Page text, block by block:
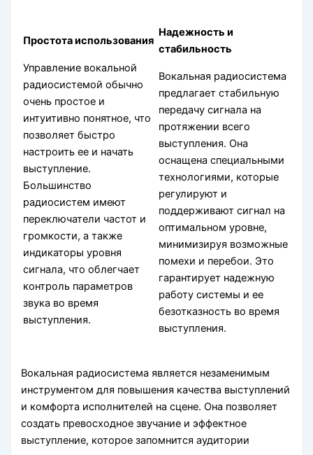
Простота использования
Управление вокальной
радиосистемой обычно
очень простое и
интуитивно понятное, что
позволяет быстро
настроить ее и начать
выступление.
Большинство
радиосистем имеют
переключатели частот и
громкости, а также
индикаторы уровня
сигнала, что облегчает
контроль параметров
звука во время
выступления.
Надежность и
стабильность
Вокальная радиосистема
предлагает стабильную
передачу сигнала на
протяжении всего
выступления. Она
оснащена специальными
технологиями, которые
регулируют и
поддерживают сигнал на
оптимальном уровне,
минимизируя возможные
помехи и перебои. Это
гарантирует надежную
работу системы и ее
безотказность во время
выступления.
Вокальная радиосистема является незаменимым
инструментом для повышения качества выступлений
и комфорта исполнителей на сцене. Она позволяет
создать превосходное звучание и эффектное
выступление, которое запомнится аудитории